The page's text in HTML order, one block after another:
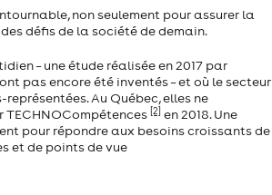
non seulement pour assurer la
défis de la société de demain.
– une étude réalisée en 2017 par
pas encore été inventés – et où le secteur
Au Québec, elles ne
TECHNOCompétences [2] en 2018. Une
pour répondre aux besoins croissants de
et de points de vue